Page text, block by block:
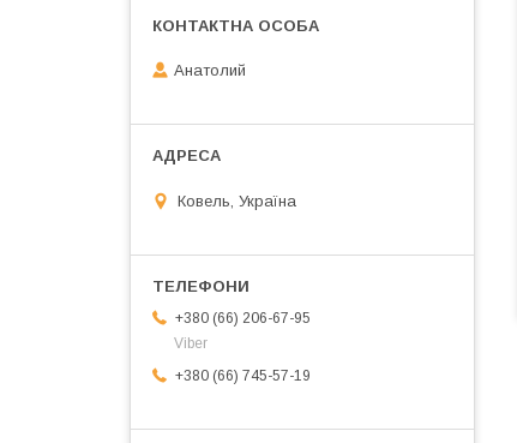
Анатолий
Ковель, Україна
+380 (66) 206-67-95
Viber
+380 (66) 745-57-19